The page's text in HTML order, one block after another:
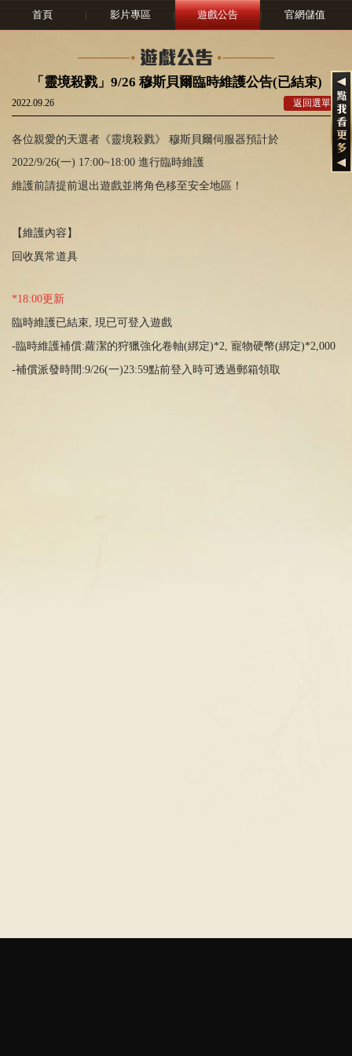
首頁 | 影片專區 | 遊戲公告 | 官網儲值
「靈境殺戮」9/26 穆斯貝爾臨時維護公告(已結束)
2022.09.26 返回選單
各位親愛的天選者《靈境殺戮》 穆斯貝爾伺服器預計於
2022/9/26(一) 17:00~18:00 進行臨時維護
維護前請提前退出遊戲並將角色移至安全地區！
【維護內容】
回收異常道具
*18:00更新
臨時維護已結束, 現已可登入遊戲
-臨時維護補償:蘿潔的狩獵強化卷軸(綁定)*2, 寵物硬幣(綁定)*2,000
-補償派發時間:9/26(一)23:59點前登入時可透過郵箱領取